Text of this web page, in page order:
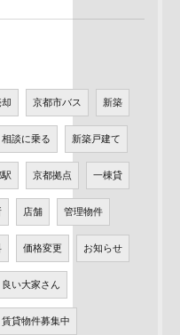
京都市バス 新築
相談に乗る 新築戸建て
京都拠点 一棟貸
店舗 管理物件
価格変更 お知らせ
良い大家さん
賃貸物件募集中